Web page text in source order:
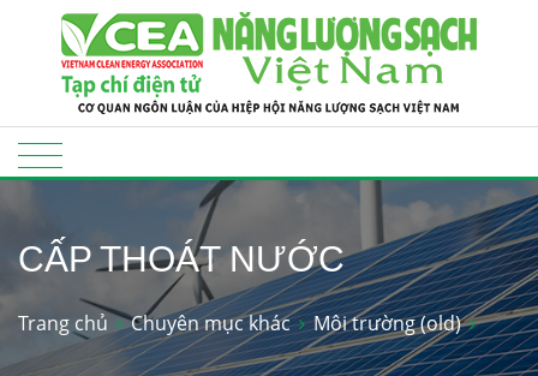
CẤP THOÁT NƯỚC
Trang chủ Chuyên mục khác Môi trường (old)